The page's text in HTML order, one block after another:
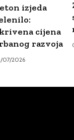
izjeda
cijena
razvoja
07/2026